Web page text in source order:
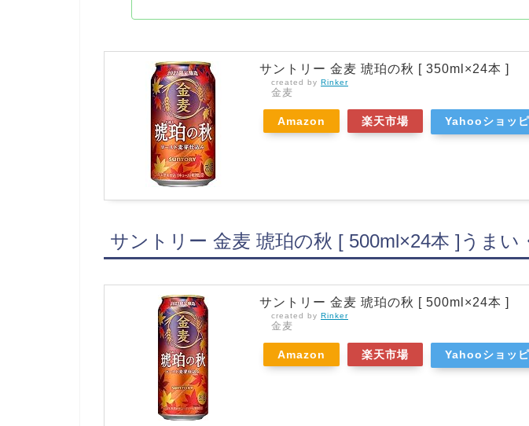
サントリー 金麦 琥珀の秋 [ 350ml×24本 ]
created by Rinker
金麦
Amazon 楽天市場 Yahooショッ
サントリー 金麦 琥珀の秋 [ 500ml×24本 ]うまい
サントリー 金麦 琥珀の秋 [ 500ml×24本 ]
created by Rinker
金麦
Amazon 楽天市場 Yahooショッ